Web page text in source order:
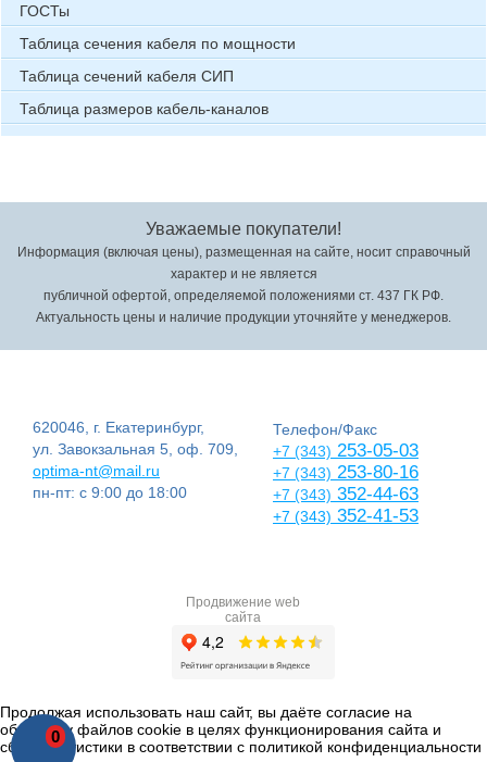
0
ГОСТы
Таблица сечения кабеля по мощности
Таблица сечений кабеля СИП
Таблица размеров кабель-каналов
Уважаемые покупатели!
Информация (включая цены), размещенная на сайте, носит справочный
характер и не является
публичной офертой, определяемой положениями ст. 437 ГК РФ.
Актуальность цены и наличие продукции уточняйте у менеджеров.
620046, г. Екатеринбург,
ул. Завокзальная 5, оф. 709,
optima-nt@mail.ru
пн-пт: с 9:00 до 18:00
Телефон/Факс
+7 (343) 253-05-03
+7 (343) 253-80-16
+7 (343) 352-44-63
+7 (343) 352-41-53
Продвижение web
сайта
Продолжая использовать наш сайт, вы даёте согласие на
обработку файлов cookie в целях функционирования сайта и
сбора статистики в соответствии с политикой конфиденциальности